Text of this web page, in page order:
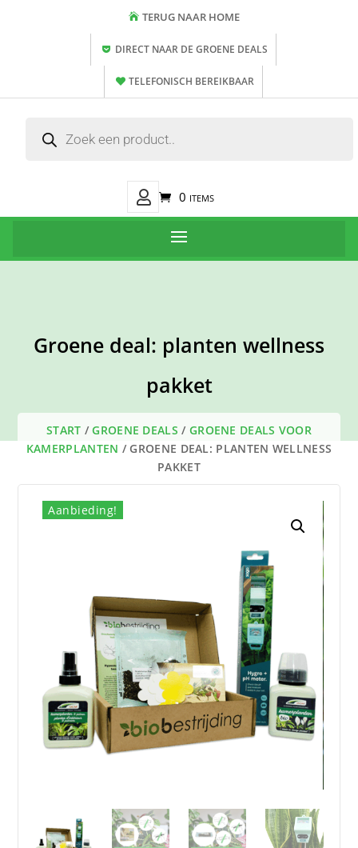
TERUG NAAR HOME
DIRECT NAAR DE GROENE DEALS
TELEFONISCH BEREIKBAAR
zoeken
Mijn
Account
0 items
Groene deal: planten wellness
pakket
START /GROENE DEALS / GROENE DEALS VOOR
KAMERPLANTEN / GROENE DEAL: PLANTEN WELLNESS
PAKKET
Aanbieding!